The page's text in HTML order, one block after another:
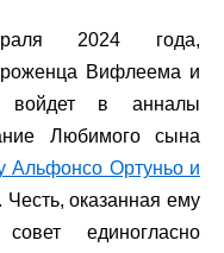
2024 года,
Вифлеема и
войдет в анналы
Любимого сына
Альфонсо Ортуньо и
. Честь, оказанная ему
единогласно